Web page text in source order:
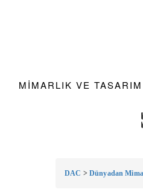
MIMARLIK VE
DAC > Dünyadan